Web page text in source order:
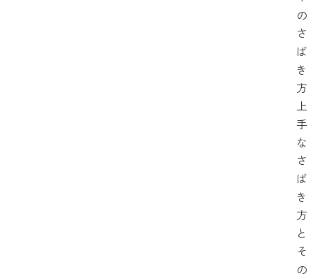
の
さ
ば
き
方
上
手
な
さ
ば
き
方
と
そ
の